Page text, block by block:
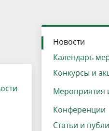
Озеро Плещеево
Вакансии
Экологические
маршруты
Прокат велосипедов
Адрес, телефон, схема
Результаты оценки
Интерактивная карта
Кадастр объектов
отнесенных к
Новости
Календарь
Конкурсы и
Мероприятия
Конференции
Статьи и